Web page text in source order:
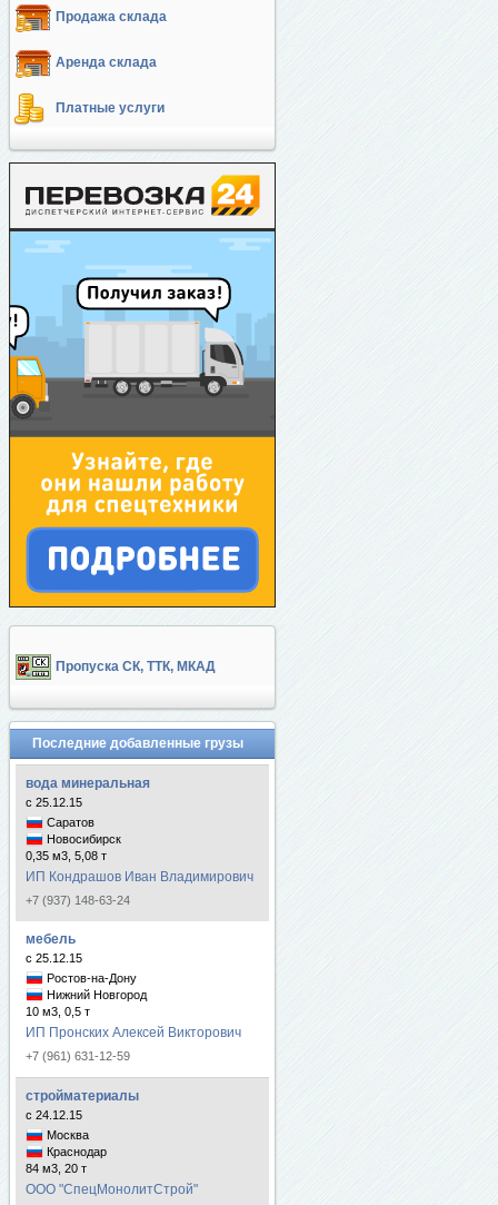
Продажа склада
Аренда склада
Платные услуги
Пропуска СК, ТТК, МКАД
Последние добавленные грузы
вода минеральная
с 25.12.15
Саратов
Новосибирск
0,35 м3, 5,08 т
ИП Кондрашов Иван Владимирович
+7 (937) 148-63-24
мебель
с 25.12.15
Ростов-на-Дону
Нижний Новгород
10 м3, 0,5 т
ИП Пронских Алексей Викторович
+7 (961) 631-12-59
стройматериалы
с 24.12.15
Москва
Краснодар
84 м3, 20 т
ООО "СпецМонолитСтрой"